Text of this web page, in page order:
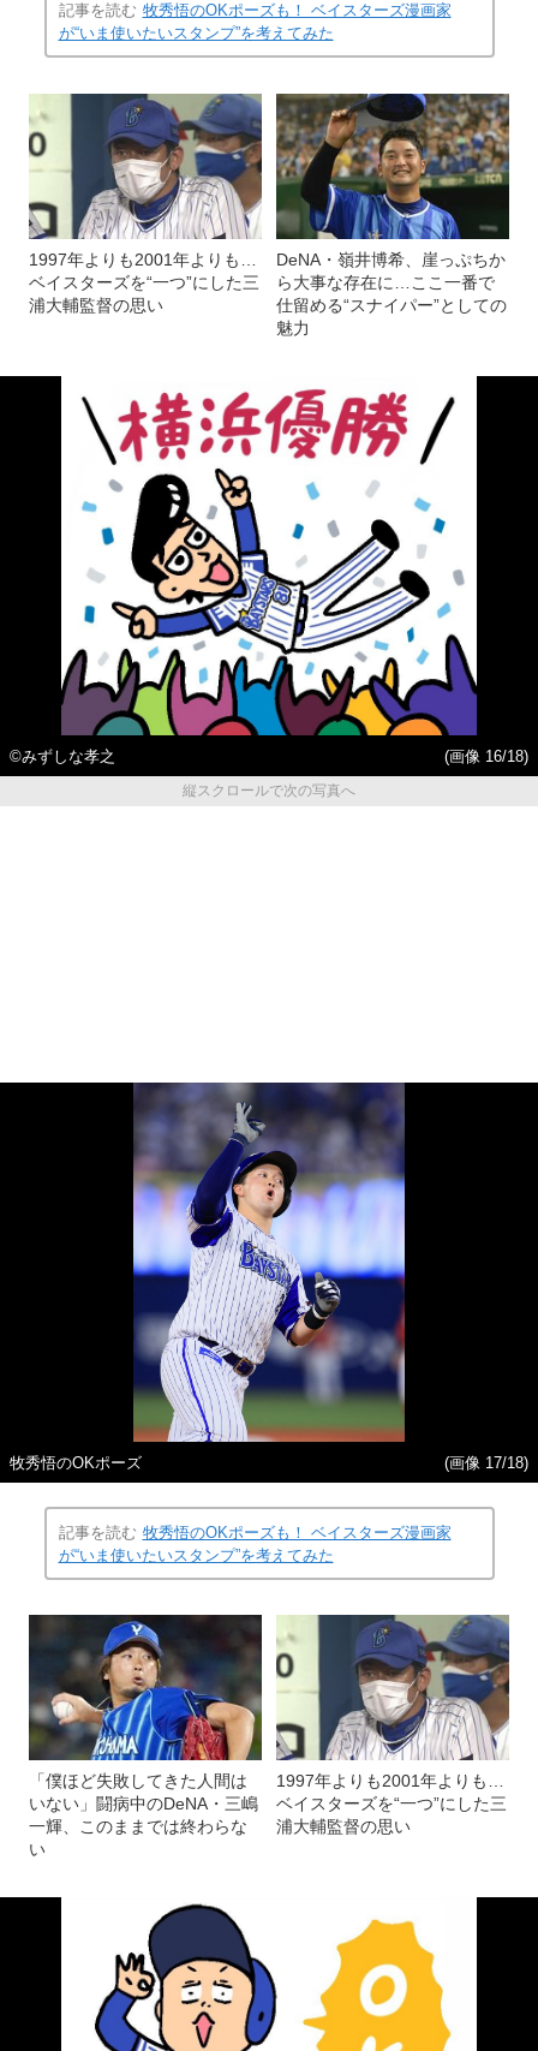
記事を読む 牧秀悟のOKポーズも！ ベイスターズ漫画家
が“いま使いたいスタンプ”を考えてみた
1997年よりも2001年よりも…
ベイスターズを“一つ”にした三
浦大輔監督の思い
DeNA・嶺井博希、崖っぷちか
ら大事な存在に…ここ一番で
仕留める“スナイパー”としての
魅力
©みずしな孝之
(画像 16/18)
縦スクロールで次の写真へ
牧秀悟のOKポーズ (画像 17/18)
記事を読む 牧秀悟のOKポーズも！ ベイスターズ漫画家
が“いま使いたいスタンプ”を考えてみた
「僕ほど失敗してきた人間は
いない」闘病中のDeNA・三嶋
一輝、このままでは終わらな
い
1997年よりも2001年よりも…
ベイスターズを“一つ”にした三
浦大輔監督の思い